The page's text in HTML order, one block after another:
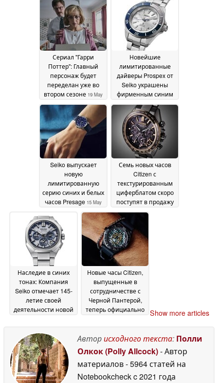
Сериал "Гарри
Поттер": Главный
персонаж будет
переделан уже во
втором сезоне 19 May
2026
Новейшие
лимитированные
дайверы Prospex от
Seiko украшены
фирменным синим
цветом "Seiko Blue"15
May 2026
Seiko выпускает
новую
лимитированную
серию синих и белых
часов Presage 15 May
Семь новых часов
Citizen с
текстурированным
циферблатом скоро
поступят в продажу
14 May 2026
Наследие в синих
тонах: Компания
Seiko отмечает 145-
летие своей
деятельности новой
солнечной серией
Astron GPS14 May 2026
Новые часы Citizen,
выпущенные в
сотрудничестве с
Черной Пантерой,
теперь официально
Show more articles
Авторисходного текста: Полли
Олкок (Polly Allcock)- Автор
материалов- 5964 статей на
Notebookcheckc 2021 года